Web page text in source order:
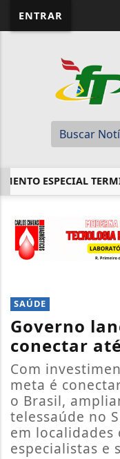
ENTRAR
ESPECIAL TERMINA
SAÚDE
Governo
conectar
Com
meta é
o Brasil,
telessaúde no
em localidades
especialistas e